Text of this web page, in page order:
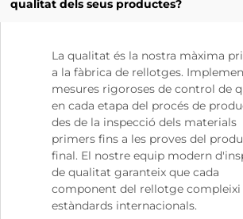
qualitat dels seus productes?
La qualitat és la nostra màxima
a la fàbrica de rellotges.
mesures rigoroses de control de
en cada etapa del procés de
des de la inspecció dels materials
primers fins a les proves del
final. El nostre equip modern
de qualitat garanteix que cada
component del rellotge compleixi
estàndards internacionals.